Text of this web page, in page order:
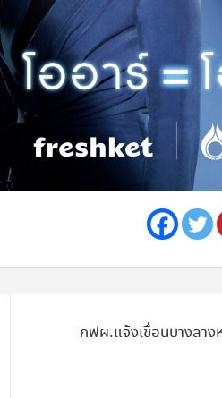
กฟผ.แจ้งเขื่อนบางลาง